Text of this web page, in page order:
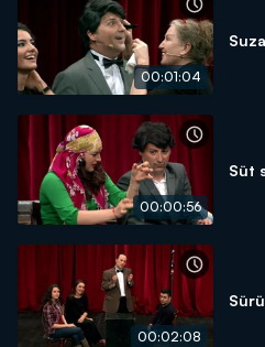
00:01:04
00:00:56
Süt
00:02:08